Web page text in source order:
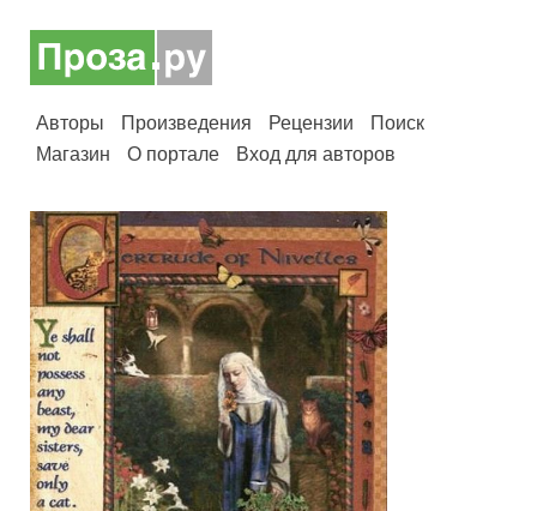
Авторы Произведения Рецензии
Поиск
Магазин
О портале Вход для авторов